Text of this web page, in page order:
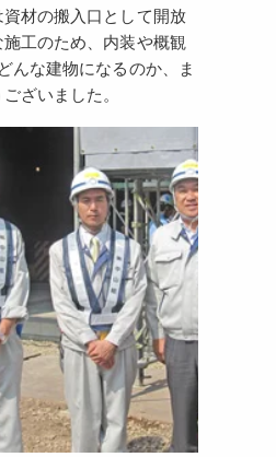
材の搬入口として開放
工のため、内装や概観
んな建物になるのか、ま
ざいました。